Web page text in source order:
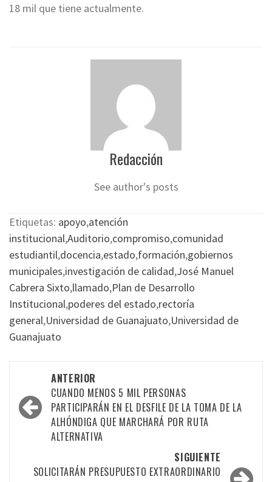
18 mil que tiene actualmente.
Redacción
See author's posts
Etiquetas: apoyo,atención
institucional,Auditorio,compromiso,comunidad
estudiantil,docencia,estado,formación,gobiernos
municipales,investigación de calidad,José Manuel
Cabrera Sixto,llamado,Plan de Desarrollo
Institucional,poderes del estado,rectoría
general,Universidad de Guanajuato,Universidad de
Guanajuato
Navegación
por
las
entradas
ANTERIOR
CUANDO MENOS 5 MIL PERSONAS
PARTICIPARÁN EN EL DESFILE DE LA TOMA DE LA
ALHÓNDIGA QUE MARCHARÁ POR RUTA
ALTERNATIVA
SIGUIENTE
SOLICITARÁN PRESUPUESTO EXTRAORDINARIO